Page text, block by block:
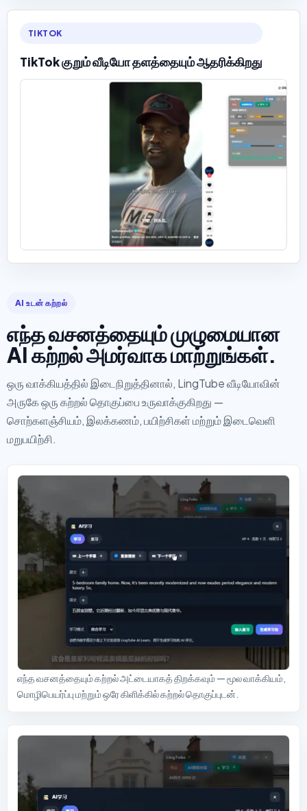
TIKTOK
TikTok குறும் வீடியோ தளத்தையும் ஆதரிக்கிறது
AI உடன் கற்றல்
எந்த வசனத்தையும் முழுமையான
AI கற்றல் அமர்வாக மாற்றுங்கள்.
ஒரு வாக்கியத்தில் இடைநிறுத்தினால், LingTube வீடியோவின்
அருகே ஒரு கற்றல் தொகுப்பை உருவாக்குகிறது —
சொற்களஞ்சியம், இலக்கணம், பயிற்சிகள் மற்றும் இடைவெளி
மறுபயிற்சி.
எந்த வசனத்தையும் கற்றல் அட்டையாகத் திறக்கவும் — மூல வாக்கியம்,
மொழிபெயர்ப்பு மற்றும் ஒரே கிளிக்கில் கற்றல் தொகுப்புடன்.